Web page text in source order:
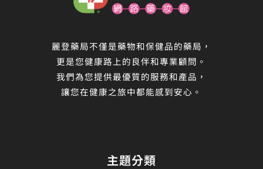
麗登藥局不僅是藥物和保健品的藥局，
更是您健康路上的良伴和專業顧問。
我們為您提供最優質的服務和產品，
讓您在健康之旅中都能感到安心。
主題分類